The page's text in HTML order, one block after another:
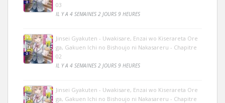
03
IL Y A 4 SEMAINES 2 JOURS 9 HEURES
Jinsei Gyakuten - Uwakisare, Enzai wo Kiserareta Ore
ga, Gakuen Ichi no Bishoujo ni Nakasareru - Chapitre
02
IL Y A 4 SEMAINES 2 JOURS 9 HEURES
Jinsei Gyakuten - Uwakisare, Enzai wo Kiserareta Ore
ga, Gakuen Ichi no Bishoujo ni Nakasareru - Chapitre